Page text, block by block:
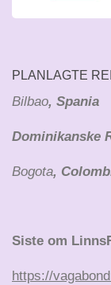
PLANLAGTE
Bilbao, Spania
Dominikanske
Bogota,
Siste om
https://